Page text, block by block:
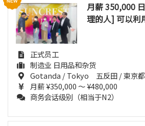
月薪 350,000
理的人] 可以利
正式员工
制造业 日用品和杂货
Gotanda / Tokyo 五反田 / 東京都
月薪 ¥350,000 ～ ¥480,000
商务会话级别（相当于N2）